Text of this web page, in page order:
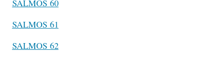
SALMOS 60
SALMOS 61
SALMOS 62